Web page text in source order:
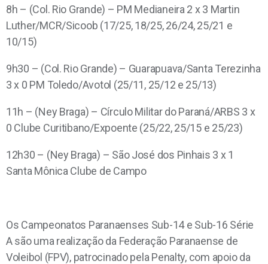
8h – (Col. Rio Grande) – PM Medianeira 2 x 3 Martin
Luther/MCR/Sicoob (17/25, 18/25, 26/24, 25/21 e
10/15)
9h30 – (Col. Rio Grande) – Guarapuava/Santa Terezinha
3 x 0 PM Toledo/Avotol (25/11, 25/12 e 25/13)
11h – (Ney Braga) – Círculo Militar do Paraná/ARBS 3 x
0 Clube Curitibano/Expoente (25/22, 25/15 e 25/23)
12h30 – (Ney Braga) – São José dos Pinhais 3 x 1
Santa Mônica Clube de Campo
Os Campeonatos Paranaenses Sub-14 e Sub-16 Série
A são uma realização da Federação Paranaense de
Voleibol (FPV), patrocinado pela Penalty, com apoio da